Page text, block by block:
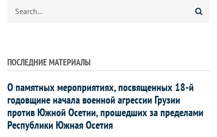
ПОСЛЕДНИЕ МАТЕРИАЛЫ
О памятных мероприятиях, посвященных 18-й
годовщине начала военной агрессии Грузии
против Южной Осетии, прошедших за пределами
Республики Южная Осетия